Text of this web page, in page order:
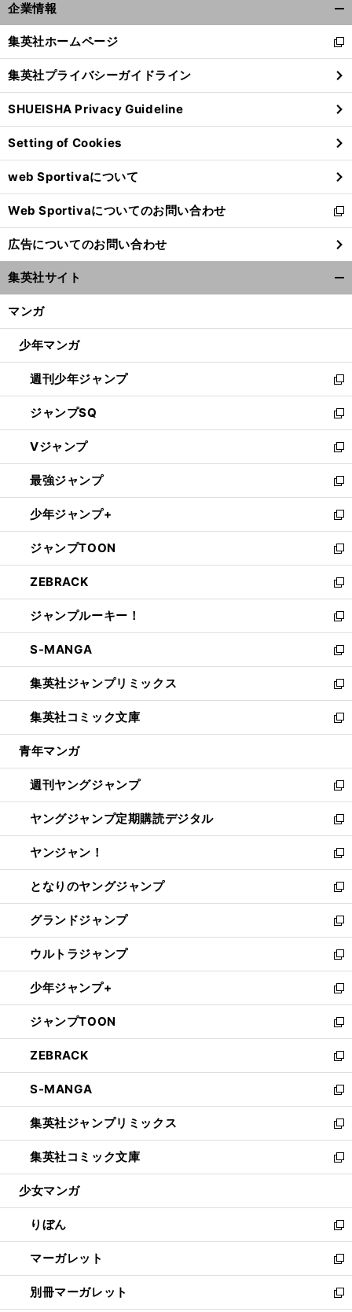
企業情報
閉
る
集英社ホームページ
新
し
い
ウ
ィ
ン
ド
ウ
で
開
く
集英社プライバシーガイドライン
SHUEISHA Privacy Guideline
Setting of Cookies
web Sportivaについて
Web Sportivaについてのお問い合わせ
新
し
い
ウ
ィ
ン
ウ
開
く
広告についてのお問い合わせ
集英社サイト
マンガ
少年マンガ
週刊少年ジャンプ
新
し
い
ウ
ィ
ン
ド
ウ
で
開
く
ジャンプSQ
新
し
い
ウ
ィ
ン
ド
ウ
で
開
く
Vジャンプ
新
し
い
ウ
ィ
ン
ド
ウ
で
開
く
最強ジャンプ
新
し
い
ウ
ィ
ン
ド
ウ
で
開
く
少年ジャンプ+
新
し
い
ウ
ィ
ン
ド
ウ
で
開
く
ジャンプTOON
新
し
い
ウ
ィ
ン
ド
ウ
で
開
く
ZEBRACK
新
し
い
ウ
ィ
ン
ド
ウ
で
開
ジャンプルーキー！
新
し
い
ウ
ィ
ン
ド
ウ
開
く
S-MANGA
新
し
い
ウ
ィ
ン
ウ
で
開
く
集英社ジャンプリミックス
新
し
い
ウ
ン
ド
ウ
で
開
く
集英社コミック文庫
新
し
ウ
ィ
ン
ド
ウ
で
開
く
青年マンガ
週刊ヤングジャンプ
新
し
い
ウ
ィ
ン
ド
ウ
で
開
く
ヤングジャンプ定期購読デジタル
新
し
い
ウ
ィ
ン
ド
ウ
で
開
く
ヤンジャン！
新
し
い
ウ
ィ
ン
ド
ウ
で
開
く
となりのヤングジャンプ
新
し
い
ウ
ィ
ン
ド
ウ
で
開
く
グランドジャンプ
新
し
い
ウ
ィ
ン
ド
ウ
で
開
く
ウルトラジャンプ
新
し
い
ウ
ィ
ン
ド
ウ
で
開
く
少年ジャンプ+
新
し
い
ウ
ィ
ン
ド
ウ
で
開
く
ジャンプTOON
新
し
い
ウ
ィ
ン
ド
ウ
で
開
ZEBRACK
新
し
い
ウ
ィ
ン
ド
ウ
開
く
S-MANGA
新
し
い
ウ
ィ
ン
ウ
で
開
く
集英社ジャンプリミックス
新
し
い
ウ
ン
ド
ウ
で
開
く
集英社コミック文庫
新
し
ウ
ィ
ン
ド
ウ
で
開
少女マンガ
りぼん
新
し
い
ウ
ィ
マーガレット
新
し
い
別冊マーガレット
新